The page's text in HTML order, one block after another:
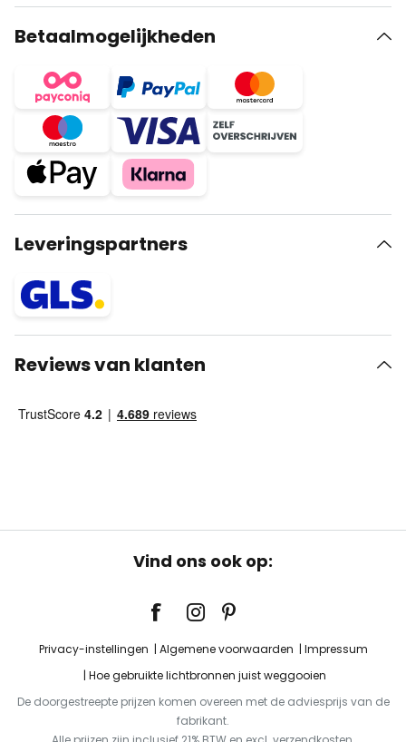
Betaalmogelijkheden
Leveringspartners
Reviews van klanten
Vind ons ook op:
Privacy-instellingen Algemene voorwaarden
Impressum
Hoe gebruikte lichtbronnen juist weggooien
De doorgestreepte prijzen komen overeen met de adviesprijs van de
fabrikant.